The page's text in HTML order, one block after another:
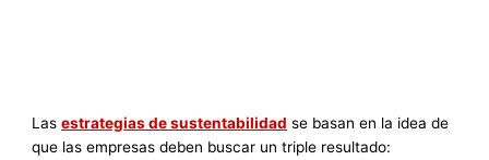
Lasestrategias de sustentabilidad se basan en la idea de
que las empresas deben buscar un triple resultado: